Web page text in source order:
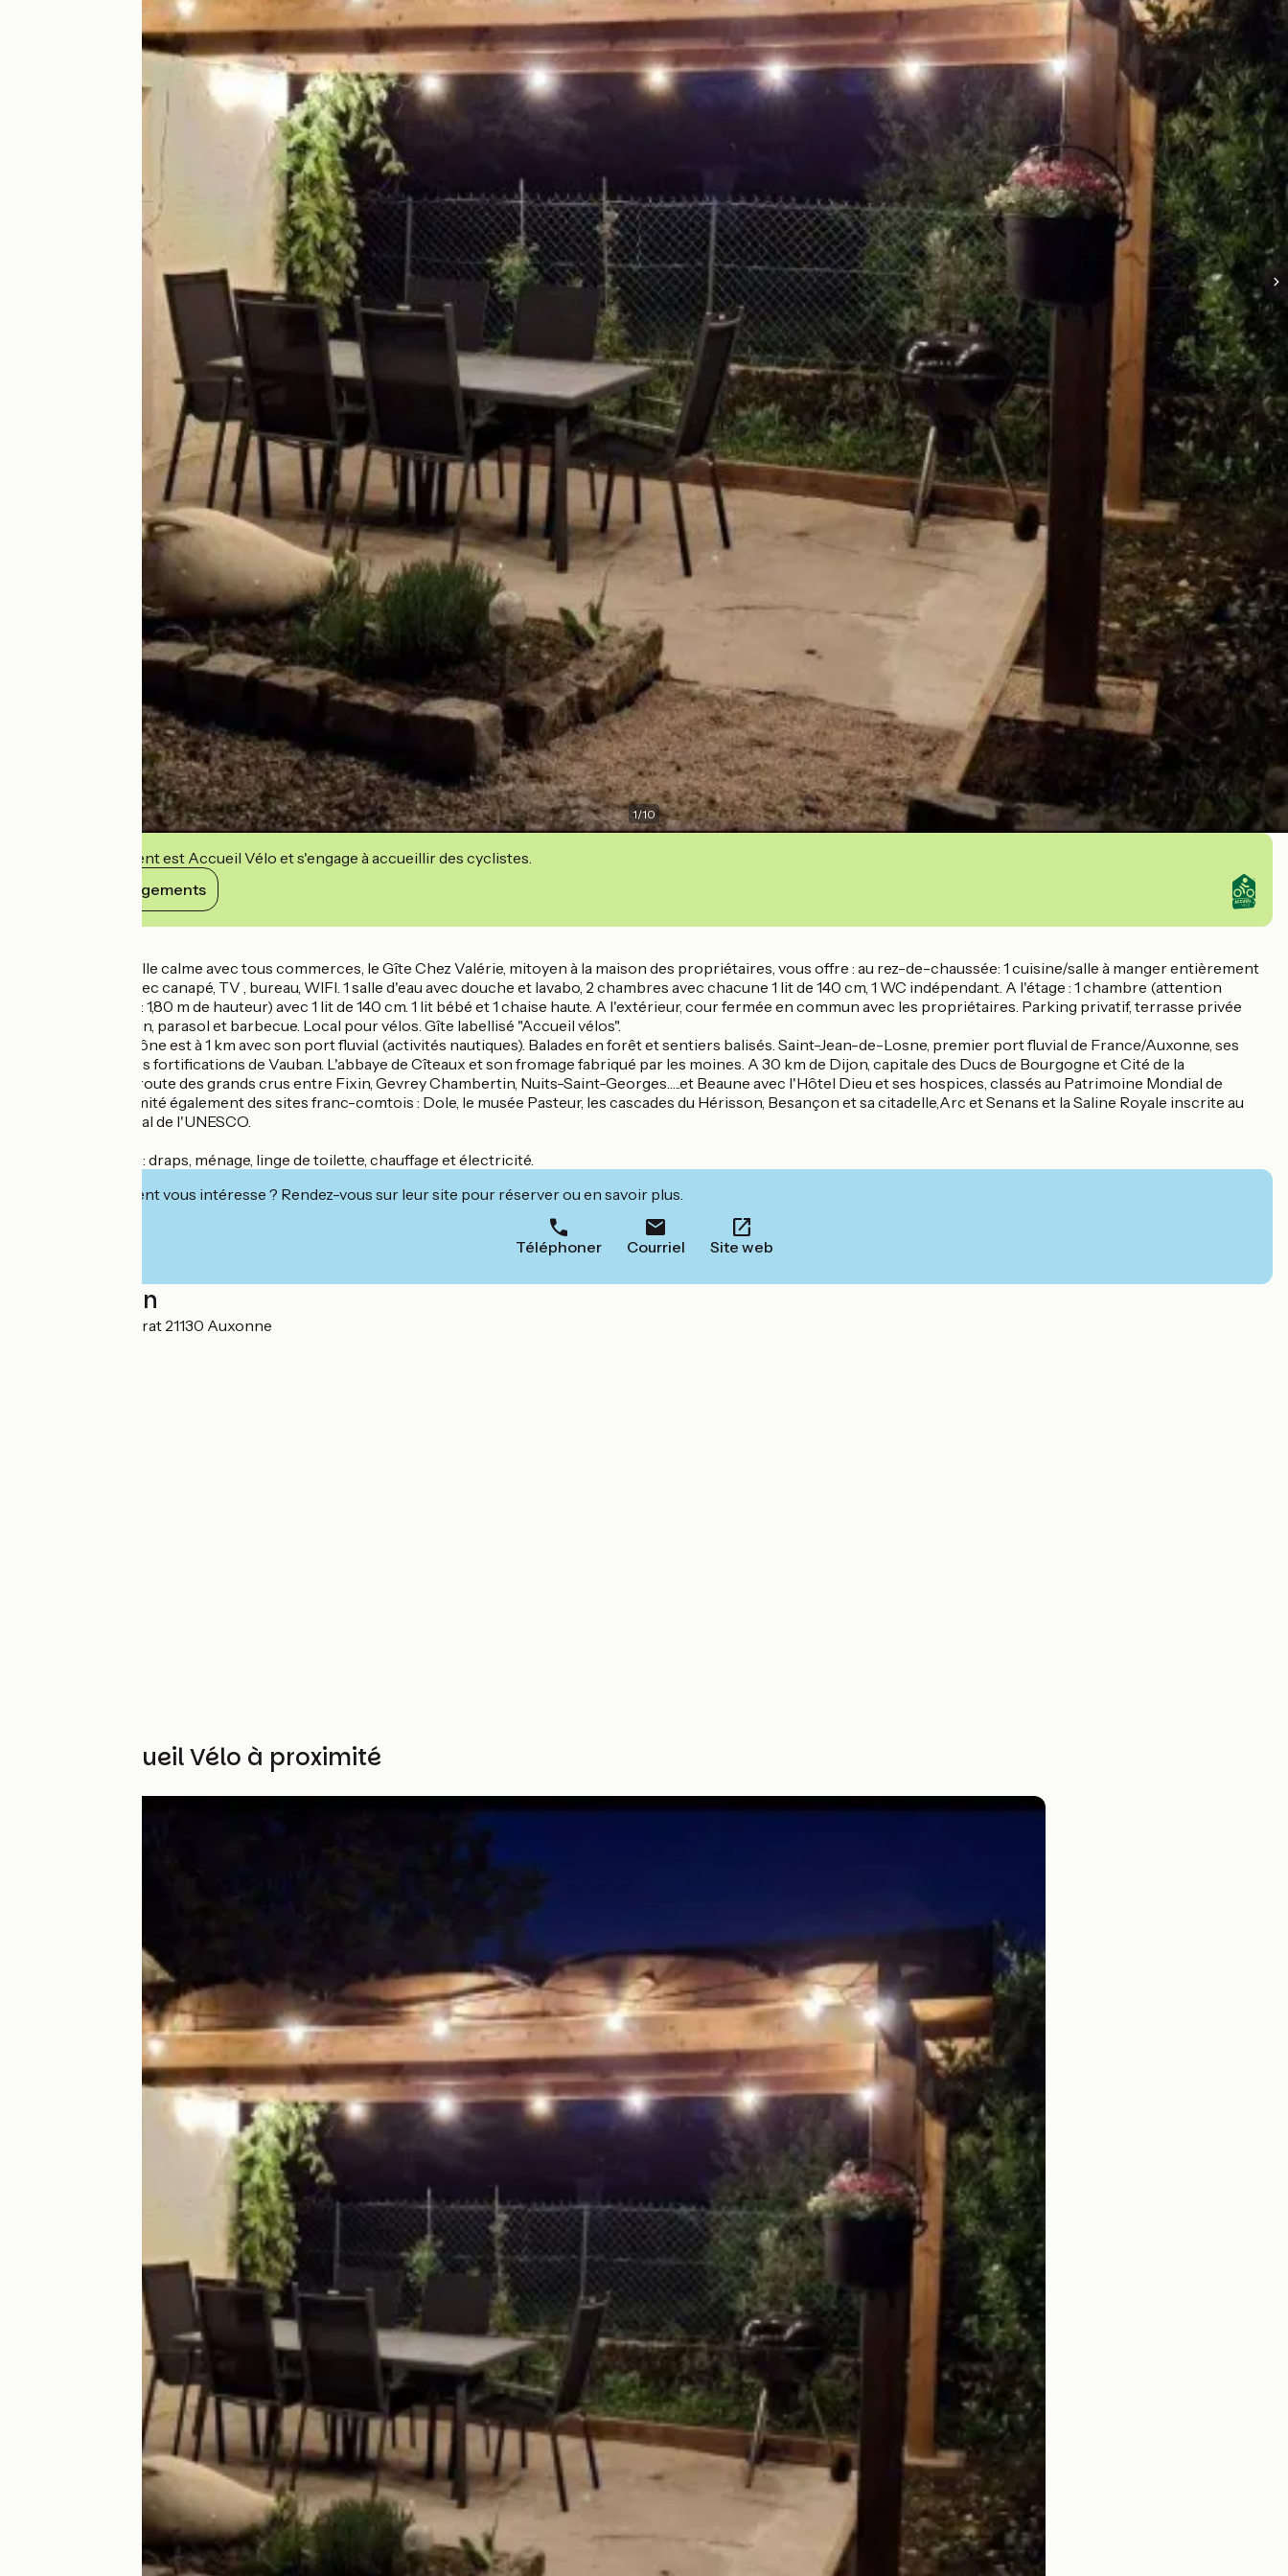
1/10
Cet établissement est Accueil Vélo et s'engage à accueillir des cyclistes.
Voir ses engagements
Dans une petite ville calme avec tous commerces, le Gîte Chez Valérie, mitoyen à la maison des propriétaires, vous offre : au rez-de-chaussée: 1 cuisine/salle à manger entièrement
équipée, 1 salon avec canapé, TV , bureau, WIFI. 1 salle d'eau avec douche et lavabo, 2 chambres avec chacune 1 lit de 140 cm, 1 WC indépendant. A l'étage : 1 chambre (attention
plafond assez bas : 1,80 m de hauteur) avec 1 lit de 140 cm. 1 lit bébé et 1 chaise haute. A l'extérieur, cour fermée en commun avec les propriétaires. Parking privatif, terrasse privée
avec salon de jardin, parasol et barbecue. Local pour vélos. Gîte labellisé "Accueil vélos".
A proximité : la Saône est à 1 km avec son port fluvial (activités nautiques). Balades en forêt et sentiers balisés. Saint-Jean-de-Losne, premier port fluvial de France/Auxonne, ses
bords de Saône, les fortifications de Vauban. L'abbaye de Cîteaux et son fromage fabriqué par les moines. A 30 km de Dijon, capitale des Ducs de Bourgogne et Cité de la
Gastronomie. La route des grands crus entre Fixin, Gevrey Chambertin, Nuits-Saint-Georges…..et Beaune avec l'Hôtel Dieu et ses hospices, classés au Patrimoine Mondial de
l'Unesco. A proximité également des sites franc-comtois : Dole, le musée Pasteur, les cascades du Hérisson, Besançon et sa citadelle,Arc et Senans et la Saline Royale inscrite au
patrimoine mondial de l'UNESCO.
Gîte tout compris : draps, ménage, linge de toilette, chauffage et électricité.
Cet établissement vous intéresse ? Rendez-vous sur leur site pour réserver ou en savoir plus.
Téléphoner Courriel Site web
Localisation
56 rue Claude Matrat 21130 Auxonne
Autres Accueil Vélo à proximité